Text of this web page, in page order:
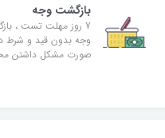
بازگشت وجه
7 روز مهلت تست ،
وجه بدون قید و شرط
صورت مشکل داشتن